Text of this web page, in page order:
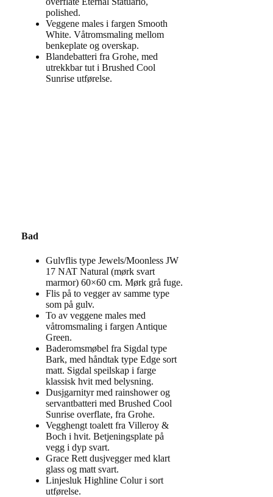
polished.
Veggene males i fargen Smooth
White. Våtromsmaling mellom
benkeplate og overskap.
Blandebatteri fra Grohe, med
utrekkbar tut i Brushed Cool
Sunrise utførelse.
Bad
Gulvflis type Jewels/Moonless JW
17 NAT Natural (mørk svart
marmor) 60×60 cm. Mørk grå fuge.
Flis på to vegger av samme type
som på gulv.
To av veggene males med
våtromsmaling i fargen Antique
Green.
Baderomsmøbel fra Sigdal type
Bark, med håndtak type Edge sort
matt. Sigdal speilskap i farge
klassisk hvit med belysning.
Dusjgarnityr med rainshower og
servantbatteri med Brushed Cool
Sunrise overflate, fra Grohe.
Vegghengt toalett fra Villeroy &
Boch i hvit. Betjeningsplate på
vegg i dyp svart.
Grace Rett dusjvegger med klart
glass og matt svart.
Linjesluk Highline Colur i sort
utførelse.